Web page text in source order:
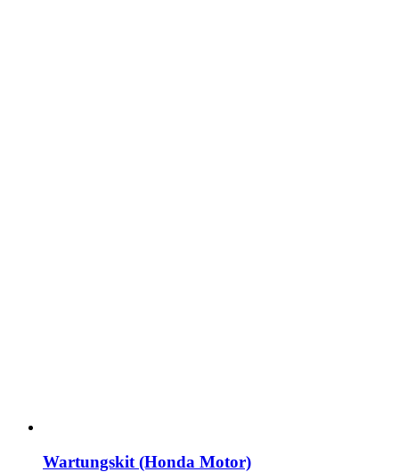
Wartungskit (Honda Motor)